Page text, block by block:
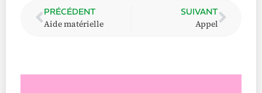
PRÉCÉDENT
Aide matérielle
SUIVANT
Appel